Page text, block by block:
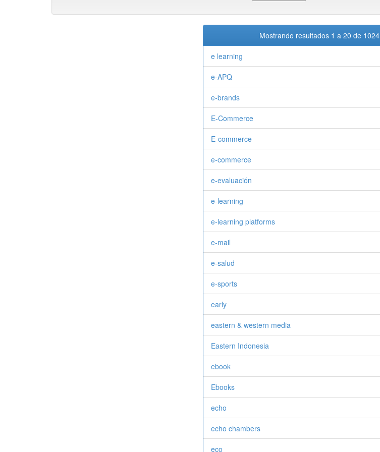
Mostrando resultados 1 a 20 de 1024
e learning
e-APQ
e-brands
E-Commerce
E-commerce
e-commerce
e-evaluación
e-learning
e-learning platforms
e-mail
e-salud
e-sports
early
eastern & western media
Eastern Indonesia
ebook
Ebooks
echo
echo chambers
eco